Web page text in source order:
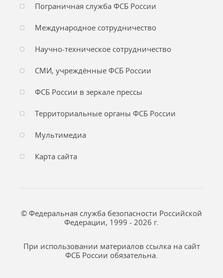
Пограничная служба ФСБ России
Международное сотрудничество
Научно-техническое сотрудничество
СМИ, учреждённые ФСБ России
ФСБ России в зеркале прессы
Территориальные органы ФСБ России
Мультимедиа
Карта сайта
© Федеральная служба безопасности Российской
Федерации, 1999 - 2026 г.
При использовании материалов ссылка на сайт
ФСБ России обязательна.